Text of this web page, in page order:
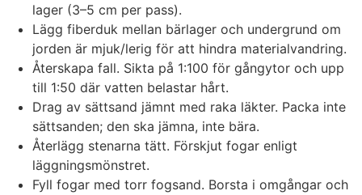
lager (3–5 cm per pass).
Lägg fiberduk mellan bärlager och undergrund om
jorden är mjuk/lerig för att hindra materialvandring.
Återskapa fall. Sikta på 1:100 för gångytor och upp
till 1:50 där vatten belastar hårt.
Drag av sättsand jämnt med raka läkter. Packa inte
sättsanden; den ska jämna, inte bära.
Återlägg stenarna tätt. Förskjut fogar enligt
läggningsmönstret.
Fyll fogar med torr fogsand. Borsta i omgångar och